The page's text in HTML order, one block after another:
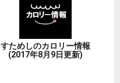
すためしのカロリー情報
(2017年8月9日更新)